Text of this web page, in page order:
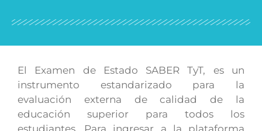
El Examen de Estado SABER TyT, es un
instrumento estandarizado para la
evaluación externa de calidad de la
educación superior para todos los